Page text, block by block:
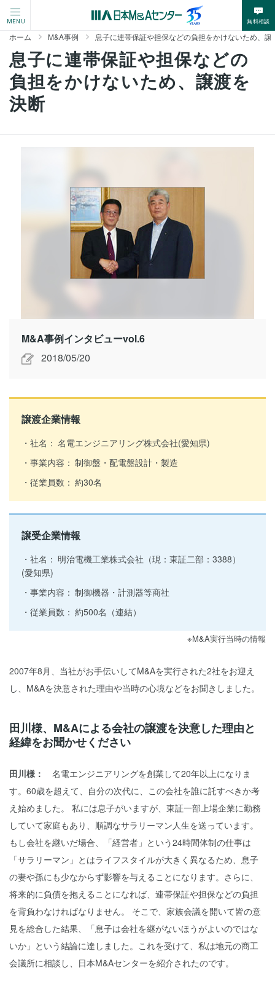
MENU 無料相談
ホーム M&A事例 息子に連帯保証や担保などの負担をかけないため、譲
息子に連帯保証や担保などの
負担をかけないため、譲渡を
決断
M&A事例インタビューvol.6
2018/05/20
譲渡企業情報
社名： 名電エンジニアリング株式会社(愛知県)
事業内容： 制御盤・配電盤設計・製造
従業員数： 約30名
譲受企業情報
社名： 明治電機工業株式会社（現：東証二部：3388）
(愛知県)
事業内容： 制御機器・計測器等商社
従業員数： 約500名（連結）
※M&A実行当時の情報
2007年8月、当社がお手伝いしてM&Aを実行された2社をお迎え
し、M&Aを決意された理由や当時の心境などをお聞きしました。
田川様、M&Aによる会社の譲渡を決意した理由と
経緯をお聞かせください
田川様： 名電エンジニアリングを創業して20年以上になりま
す。60歳を超えて、自分の次代に、この会社を誰に託すべきか考
え始めました。 私には息子がいますが、東証一部上場企業に勤務
していて家庭もあり、順調なサラリーマン人生を送っています。
もし会社を継いだ場合、「経営者」という24時間体制の仕事は
「サラリーマン」とはライフスタイルが大きく異なるため、息子
の妻や孫にも少なからず影響を与えることになります。さらに、
将来的に負債を抱えることになれば、連帯保証や担保などの負担
を背負わなければなりません。 そこで、家族会議を開いて皆の意
見を総合した結果、「息子は会社を継がないほうがよいのではな
いか」という結論に達しました。これを受けて、私は地元の商工
会議所に相談し、日本M&Aセンターを紹介されたのです。